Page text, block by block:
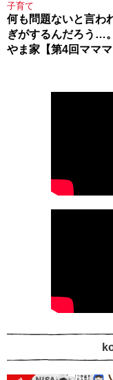
子育て
何も問題ないと言わ
ぎがするんだろう…
やま家【第4回ママ